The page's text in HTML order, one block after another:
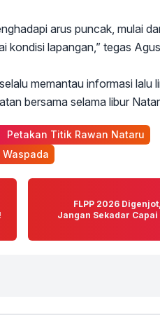
arus puncak, mulai
kondisi lapangan,” tegas
memantau informasi lalu
bersama selama libur
Petakan Titik Rawan Nataru
FLPP 2026
Jangan Sekadar